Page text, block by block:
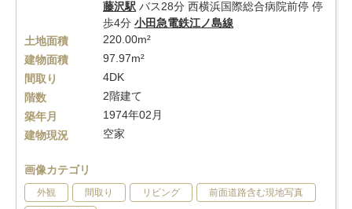
藤沢駅 バス28分 西横浜国際総合病院前停 停
歩4分 小田急電鉄江ノ島線
土地面積
220.00m²
建物面積
97.97m²
間取り
4DK
階数
2階建て
築年月
1974年02月
建物現況
空家
画像カテゴリ
外観 間取り リビング 前面道路含む現地写真